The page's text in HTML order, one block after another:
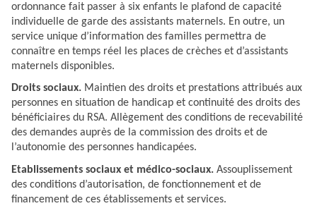
ordonnance fait passer à six enfants le plafond de capacité
individuelle de garde des assistants maternels. En outre, un
service unique d’information des familles permettra de
connaître en temps réel les places de crèches et d’assistants
maternels disponibles.
Droits sociaux. Maintien des droits et prestations attribués aux
personnes en situation de handicap et continuité des droits des
bénéficiaires du RSA. Allègement des conditions de recevabilité
des demandes auprès de la commission des droits et de
l’autonomie des personnes handicapées.
Etablissements sociaux et médico-sociaux. Assouplissement
des conditions d’autorisation, de fonctionnement et de
financement de ces établissements et services.